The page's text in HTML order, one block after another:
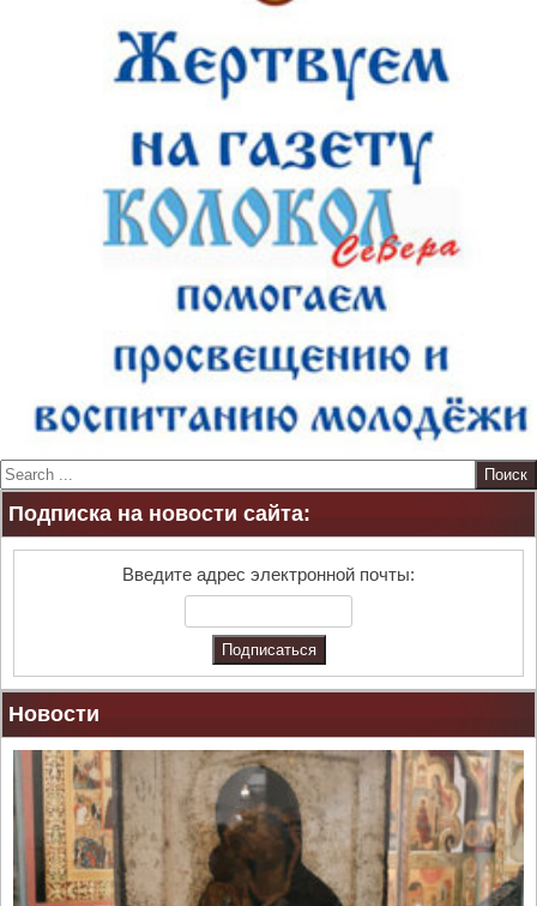
S
e
r
Подписка на новости сайта:
Введите адрес электронной почты:
Новости